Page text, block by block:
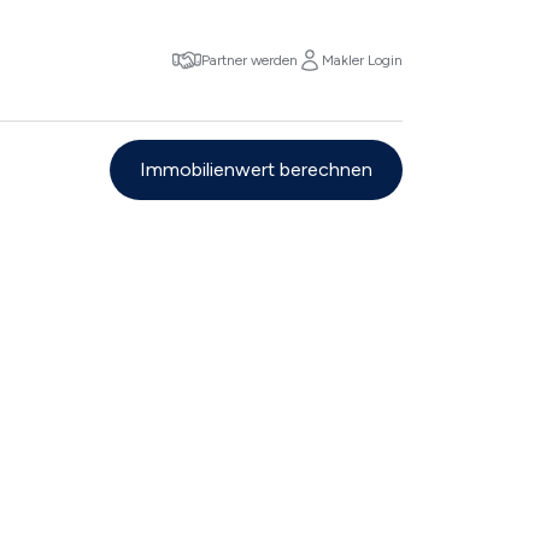
Partner werden Makler Login
Immobilienwert berechnen